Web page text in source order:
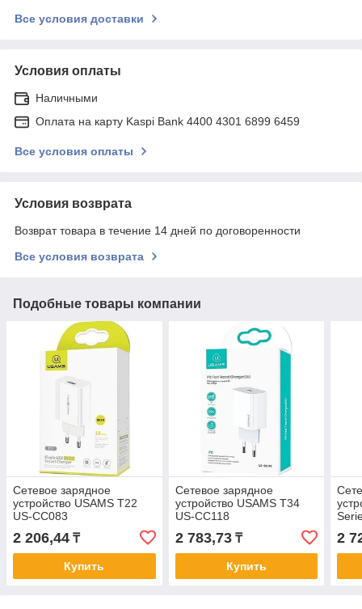
Все условия доставки
Условия оплаты
Наличными
Оплата на карту Kaspi Bank 4400 4301 6899 6459
Все условия оплаты
Условия возврата
Возврат товара в течение 14 дней по договоренности
Все условия возврата
Подобные товары компании
Сетевое зарядное
устройство USAMS T22
US-CC083
2 206,44 ₸
Купить
Сетевое зарядное
устройство USAMS T34
US-CC118
2 783,73₸
Купить
2